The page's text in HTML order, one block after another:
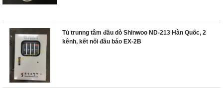
Tủ trunng tâm đầu dò Shinwoo ND-213 Hàn Quốc, 2
kênh, kết nối đầu báo EX-2B